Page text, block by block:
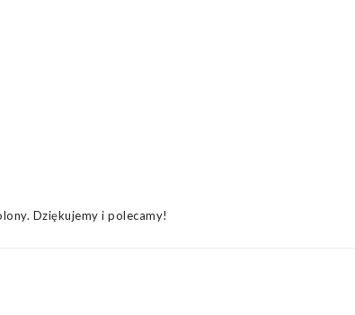
Dziękujemy i polecamy!